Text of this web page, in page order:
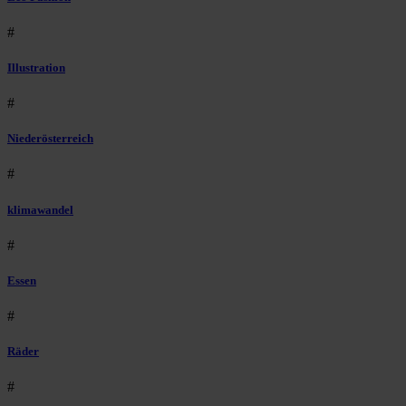
#
Illustration
#
Niederösterreich
#
klimawandel
#
Essen
#
Räder
#